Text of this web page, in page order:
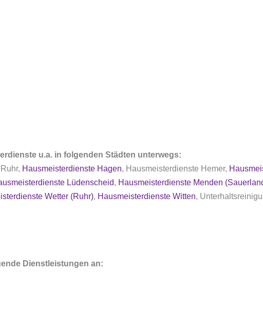
u.a. in folgenden Städten unterwegs:
Hausmeisterdienste Hagen, Hausmeisterdienste Hemer,
Lüdenscheid, Hausmeisterdienste Menden
Wetter (Ruhr), Hausmeisterdienste Witten,
Dienstleistungen an: